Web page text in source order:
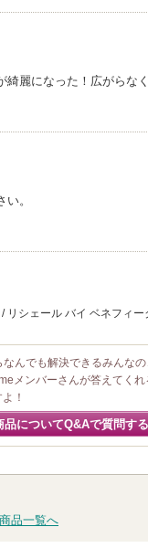
綺麗になった！広がらな
。
シェール バイ ベネフィ
んでも解決できるみんなの
メンバーさんが答えてく
！
品についてQ&Aで質問する
品一覧へ